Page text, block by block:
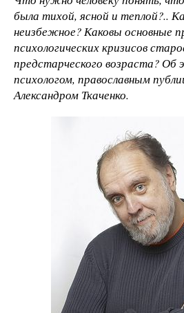
была тихой, ясной и теплой?..
неизбежное? Каковы основные
психологических кризисов
предстарческого возраста?
психологом, православным
Александром Ткаченко.